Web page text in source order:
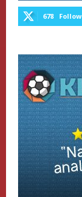
678